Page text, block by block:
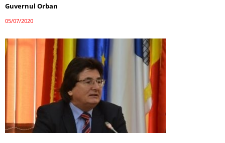
Guvernul Orban
05/07/2020